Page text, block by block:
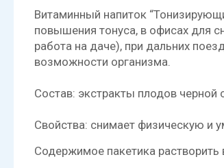
Витаминный напиток
повышения тонуса, в офисах для
работа на даче), при дальних
возможности организма.
Состав: экстракты плодов
Свойства: снимает физическую и
Cодержимое пакетика